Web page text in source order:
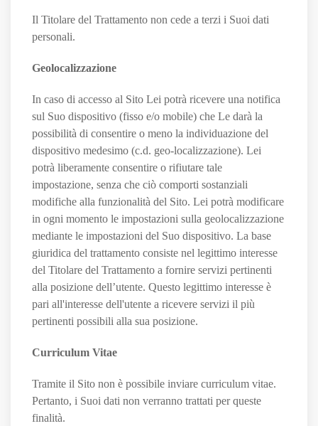
Il Titolare del Trattamento non cede a terzi i Suoi dati
personali.
Geolocalizzazione
In caso di accesso al Sito Lei potrà ricevere una notifica
sul Suo dispositivo (fisso e/o mobile) che Le darà la
possibilità di consentire o meno la individuazione del
dispositivo medesimo (c.d. geo-localizzazione). Lei
potrà liberamente consentire o rifiutare tale
impostazione, senza che ciò comporti sostanziali
modifiche alla funzionalità del Sito. Lei potrà modificare
in ogni momento le impostazioni sulla geolocalizzazione
mediante le impostazioni del Suo dispositivo. La base
giuridica del trattamento consiste nel legittimo interesse
del Titolare del Trattamento a fornire servizi pertinenti
alla posizione dell’utente. Questo legittimo interesse è
pari all'interesse dell'utente a ricevere servizi il più
pertinenti possibili alla sua posizione.
Curriculum Vitae
Tramite il Sito non è possibile inviare curriculum vitae.
Pertanto, i Suoi dati non verranno trattati per queste
finalità.